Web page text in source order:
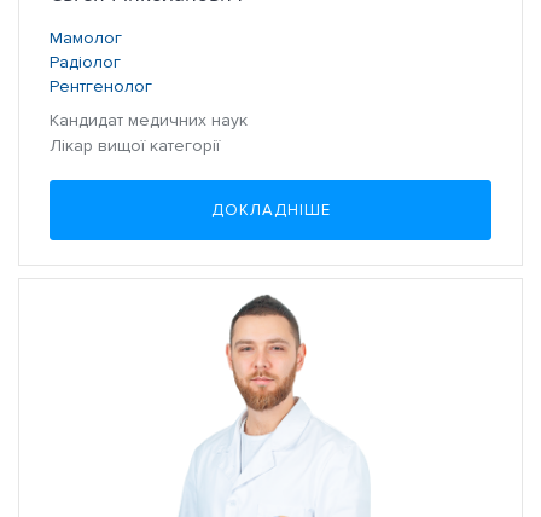
Мамолог
Радіолог
Рентгенолог
Кандидат медичних наук
Лікар вищої категорії
ДОКЛАДНІШЕ